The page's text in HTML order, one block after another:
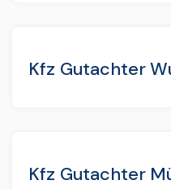
Kfz Gutachter
Kfz Gutachter